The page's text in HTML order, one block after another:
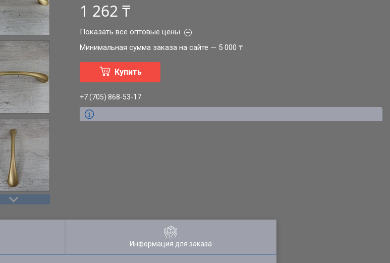
1 262 ₸
Показать все оптовые цены
Минимальная сумма заказа на сайте — 5 000 ₸
Купить
+7 (705) 868-53-17
Информация для заказа